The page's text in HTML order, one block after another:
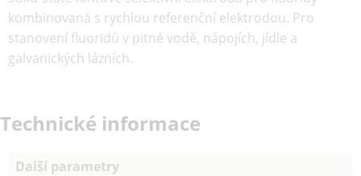
kombinovaná s rychlou referenční elektrodou. Pro
stanovení fluoridů v pitné vodě, nápojích, jídle a
galvanických lázních.
Technické informace
Další parametry